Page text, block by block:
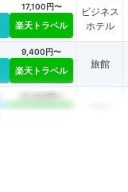
17,100円〜
楽天トラベル
ビジネス
ホテル
9,400円〜
楽天トラベル
旅館
15,400円〜